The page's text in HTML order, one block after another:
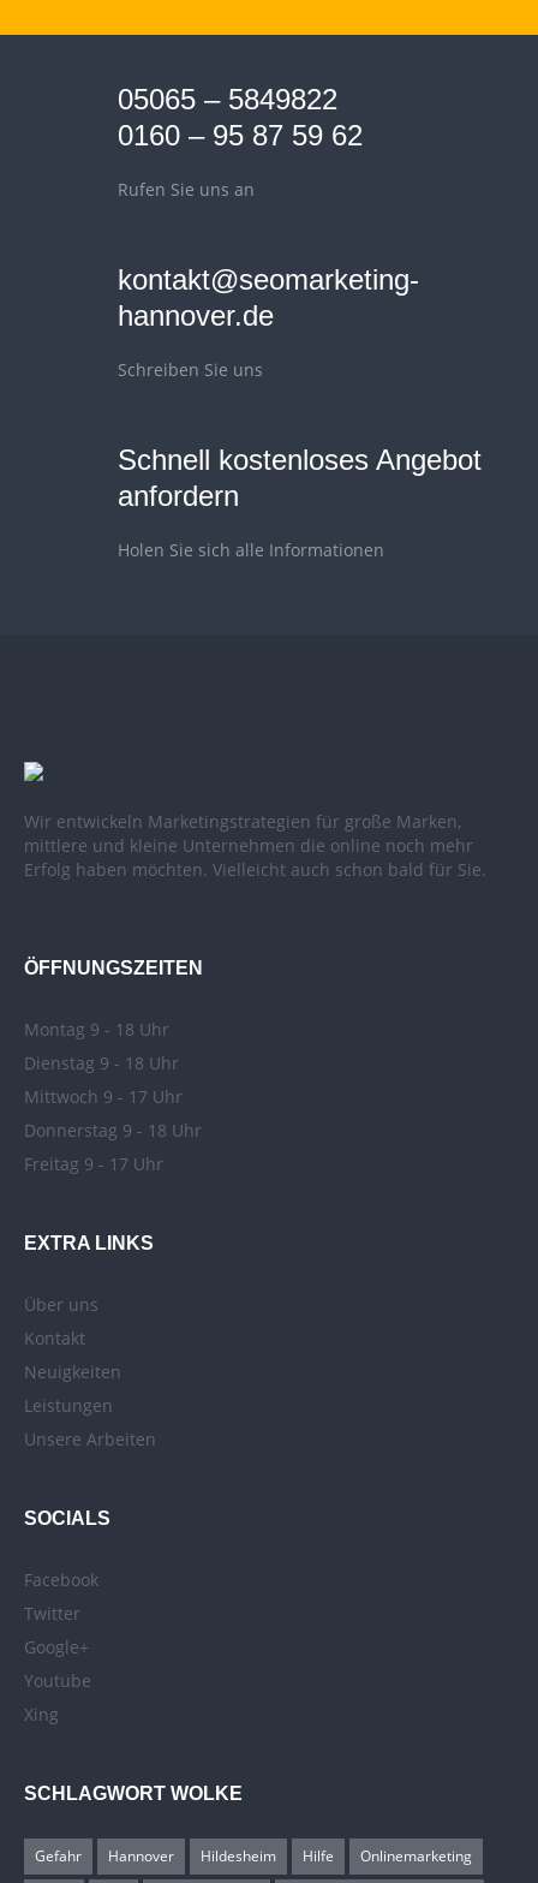
05065 – 5849822
0160 – 95 87 59 62
Rufen Sie uns an
kontakt@seomarketing-
hannover.de
Schreiben Sie uns
Schnell kostenloses Angebot
anfordern
Holen Sie sich alle Informationen
Wir entwickeln Marketingstrategien für große Marken,
mittlere und kleine Unternehmen die online noch mehr
Erfolg haben möchten. Vielleicht auch schon bald für Sie.
ÖFFNUNGSZEITEN
Montag 9 - 18 Uhr
Dienstag 9 - 18 Uhr
Mittwoch 9 - 17 Uhr
Donnerstag 9 - 18 Uhr
Freitag 9 - 17 Uhr
EXTRA LINKS
Über uns
Kontakt
Neuigkeiten
Leistungen
Unsere Arbeiten
SOCIALS
Facebook
Twitter
Google+
Youtube
Xing
SCHLAGWORT WOLKE
Gefahr Hannover Hildesheim Hilfe Onlinemarketing